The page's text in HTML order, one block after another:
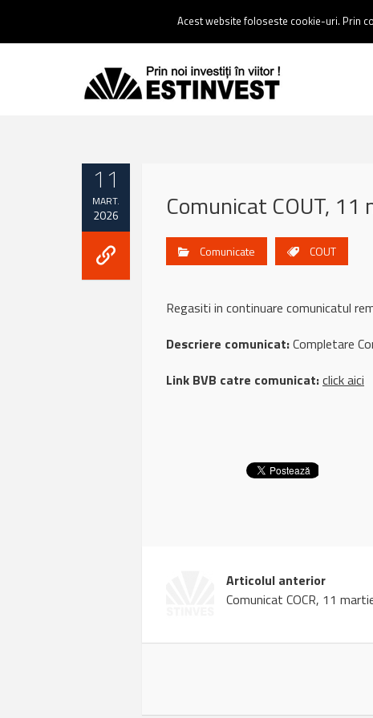
0237 238 900 |Email :contact@estinvest.ro
11
MART.
2026 Comunicat COUT,
Comunicate COUT
Regasiti in continuare comunicatul
Descriere comunicat:Completare
Link BVB catre comunicat:click aici
Articolul anterior
Comunicat COCR, 11
Acest website foloseste cookie-uri. Prin